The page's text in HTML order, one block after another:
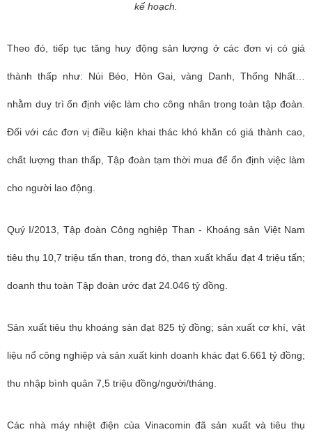
kế hoạch.
Theo đó, tiếp tục tăng huy động sản lượng ở các đơn vị có giá
thành thấp như: Núi Béo, Hòn Gai, vàng Danh, Thống Nhất…
nhằm duy trì ổn định việc làm cho công nhân trong toàn tập đoàn.
Đối với các đơn vị điều kiện khai thác khó khăn có giá thành cao,
chất lượng than thấp, Tập đoàn tạm thời mua để ổn định việc làm
cho người lao động.
Quý I/2013, Tập đoàn Công nghiệp Than - Khoáng sản Việt Nam
tiêu thụ 10,7 triệu tấn than, trong đó, than xuất khẩu đạt 4 triệu tấn;
doanh thu toàn Tập đoàn ước đạt 24.046 tỷ đồng.
Sản xuất tiêu thụ khoáng sản đạt 825 tỷ đồng; sản xuất cơ khí, vật
liệu nổ công nghiệp và sản xuất kinh doanh khác đạt 6.661 tỷ đồng;
thu nhập bình quân 7,5 triệu đồng/người/tháng.
Các nhà máy nhiệt điện của Vinacomin đã sản xuất và tiêu thụ